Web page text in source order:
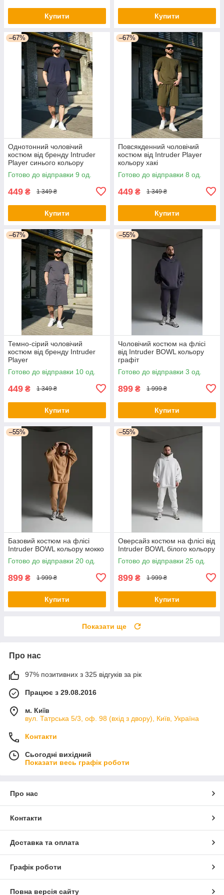
Купити Купити
–67%
Однотонний чоловічий
костюм від бренду Intruder
Player синього кольору
Готово до відправки 9 од.
449 ₴ 1 349 ₴
Купити
–67%
Повсякденний чоловічий
костюм від Intruder Player
кольору хакі
Готово до відправки 8 од.
449 ₴ 1 349 ₴
Купити
–67%
Темно-сірий чоловічий
костюм від бренду Intruder
Player
Готово до відправки 10 од.
449 ₴ 1 349 ₴
Купити
–55%
Чоловічий костюм на флісі
від Intruder BOWL кольору
графіт
Готово до відправки 3 од.
899 ₴ 1 999 ₴
Купити
–55%
Базовий костюм на флісі
Intruder BOWL кольору мокко
Готово до відправки 20 од.
899 ₴ 1 999 ₴
Купити
–55%
Оверсайз костюм на флісі від
Intruder BOWL білого кольору
Готово до відправки 25 од.
899 ₴ 1 999 ₴
Купити
Показати ще
Про нас
97% позитивних з 325 відгуків за рік
Працює з 29.08.2016
м. Київ
вул. Татрська 5/3, оф. 98 (вхід з двору), Київ, Україна
Контакти
Сьогодні вихідний
Показати весь графік роботи
Про нас
Контакти
Доставка та оплата
Графік роботи
Повна версія сайту